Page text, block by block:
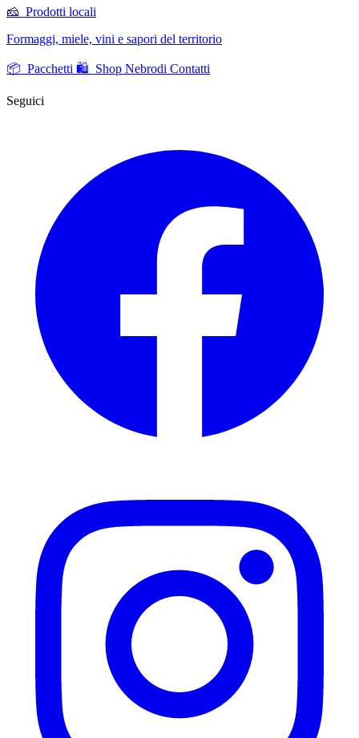
🧀 Prodotti locali
Formaggi, miele, vini e sapori del territorio
📦 Pacchetti 🛍️ Shop Nebrodi Contatti
Seguici